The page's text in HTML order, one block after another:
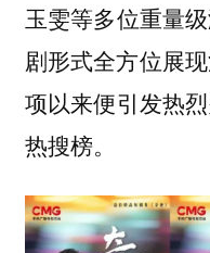
玉雯等多位重量
剧形式全方位展
项以来便引发热
热搜榜。